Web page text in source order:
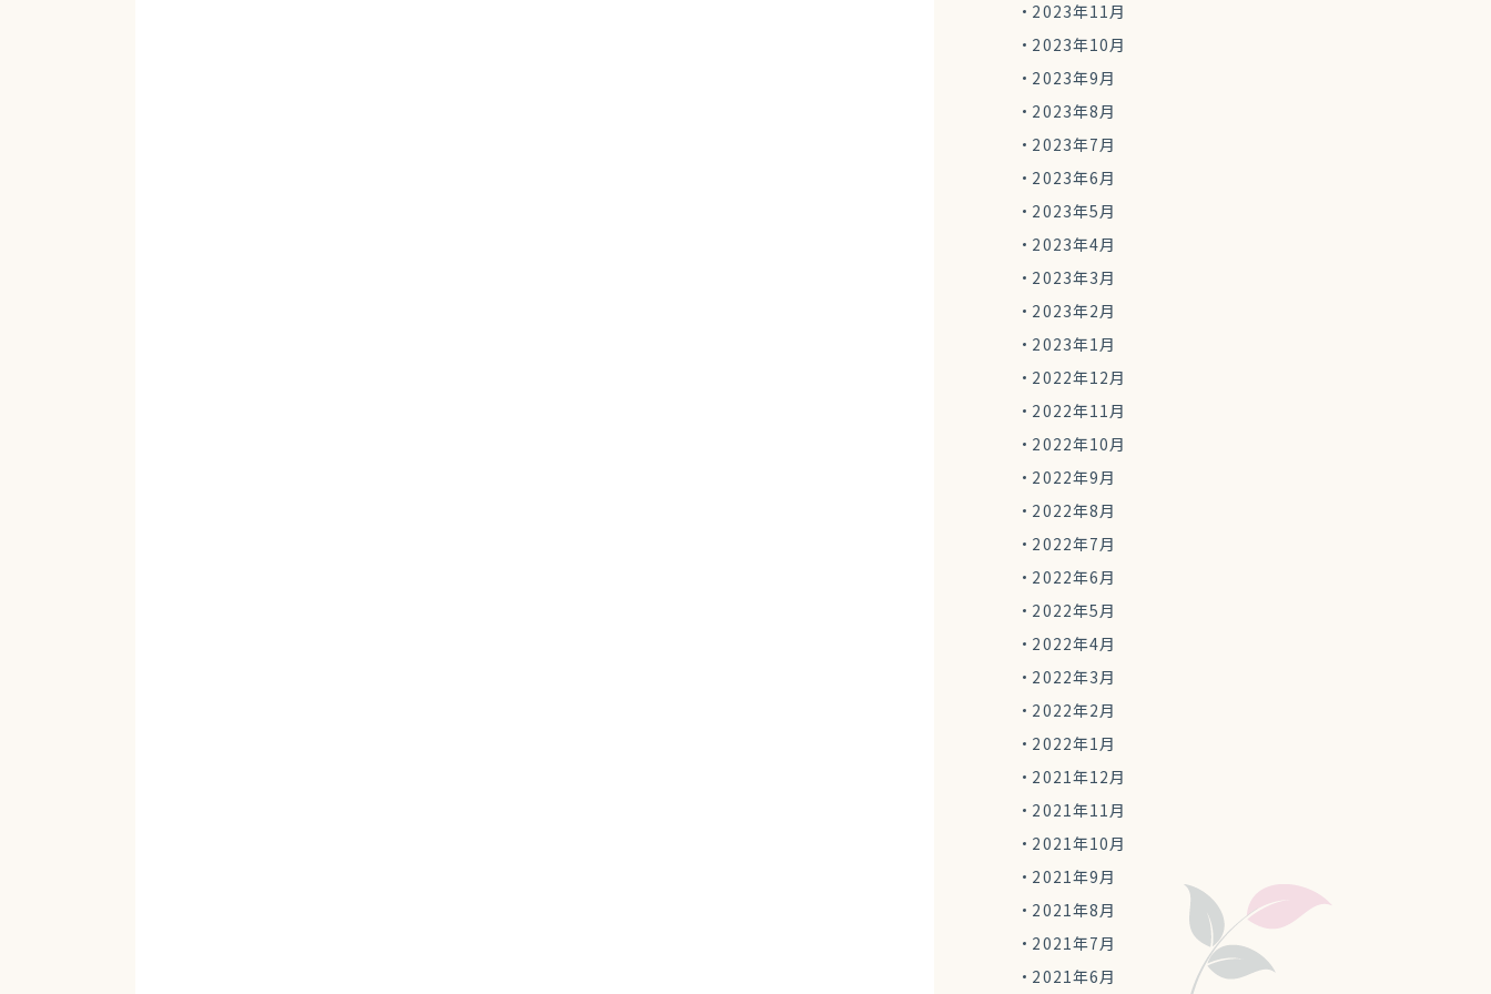
2023年11月
2023年10月
2023年9月
2023年8月
2023年7月
2023年6月
2023年5月
2023年4月
2023年3月
2023年2月
2023年1月
2022年12月
2022年11月
2022年10月
2022年9月
2022年8月
2022年7月
2022年6月
2022年5月
2022年4月
2022年3月
2022年2月
2022年1月
2021年12月
2021年11月
2021年10月
2021年9月
2021年8月
2021年7月
2021年6月